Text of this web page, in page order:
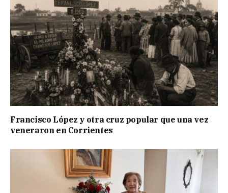
Francisco López y otra cruz popular que una vez
veneraron en Corrientes